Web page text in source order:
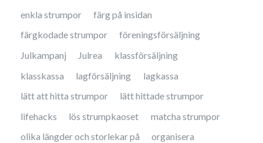
enkla strumpor
färg på insidan
färgkodade strumpor
föreningsförsäljning
Julkampanj
Julrea
klassförsäljning
klasskassa
lagförsäljning
lagkassa
lätt att hitta strumpor
lätt hittade strumpor
lifehacks
lös strumpkaoset
matcha strumpor
olika längder och storlekar på
organisera